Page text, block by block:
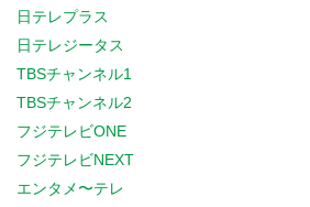
日テレプラス
日テレジータス
TBSチャンネル1
TBSチャンネル2
フジテレビONE
フジテレビNEXT
エンタメ〜テレ